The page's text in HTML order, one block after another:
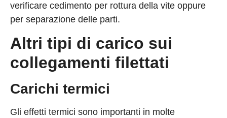
verificare cedimento per rottura della vite oppure
per separazione delle parti.
Altri tipi di carico sui
collegamenti filettati
Carichi termici
Gli effetti termici sono importanti in molte